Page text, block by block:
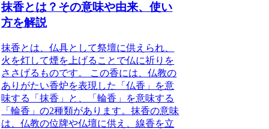
抹香とは？その意味や由来、使い
方を解説
抹香とは、仏具として祭壇に供えられ、
火を灯して煙を上げることで仏に祈りを
ささげるものです。
この香には、仏教の
ありがたい香炉を表現した「仏香」を意
味する「抹香」と、「輪香」を意味する
「輪香」の2種類があります。抹香の意味
は、仏教の位牌や仏壇に供え、線香を立